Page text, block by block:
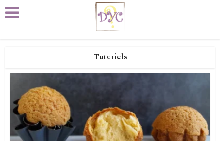
Tutoriels